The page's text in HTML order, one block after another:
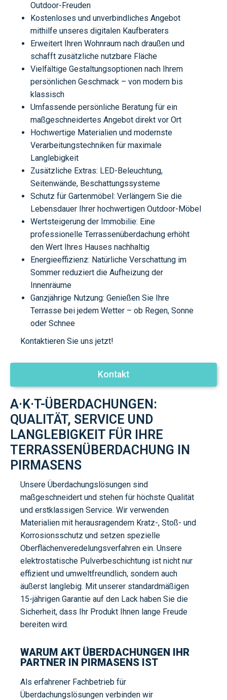
Outdoor-Freuden
Kostenloses und unverbindliches Angebot
mithilfe unseres digitalen Kaufberaters
Erweitert Ihren Wohnraum nach draußen und
schafft zusätzliche nutzbare Fläche
Vielfältige Gestaltungsoptionen nach Ihrem
persönlichen Geschmack – von modern bis
klassisch
Umfassende persönliche Beratung für ein
maßgeschneidertes Angebot direkt vor Ort
Hochwertige Materialien und modernste
Verarbeitungstechniken für maximale
Langlebigkeit
Zusätzliche Extras: LED-Beleuchtung,
Seitenwände, Beschattungssysteme
Schutz für Gartenmöbel: Verlängern Sie die
Lebensdauer Ihrer hochwertigen Outdoor-Möbel
Wertsteigerung der Immobilie: Eine
professionelle Terrassenüberdachung erhöht
den Wert Ihres Hauses nachhaltig
Energieeffizienz: Natürliche Verschattung im
Sommer reduziert die Aufheizung der
Innenräume
Ganzjährige Nutzung: Genießen Sie Ihre
Terrasse bei jedem Wetter – ob Regen, Sonne
oder Schnee
Kontaktieren Sie uns jetzt!
Kontakt
A·K·T-ÜBERDACHUNGEN:
QUALITÄT, SERVICE UND
LANGLEBIGKEIT FÜR IHRE
TERRASSENÜBERDACHUNG IN
PIRMASENS
Unsere Überdachungslösungen sind
maßgeschneidert und stehen für höchste Qualität
und erstklassigen Service. Wir verwenden
Materialien mit herausragendem Kratz-, Stoß- und
Korrosionsschutz und setzen spezielle
Oberflächenveredelungsverfahren ein. Unsere
elektrostatische Pulverbeschichtung ist nicht nur
effizient und umweltfreundlich, sondern auch
äußerst langlebig. Mit unserer standardmäßigen
15-jährigen Garantie auf den Lack haben Sie die
Sicherheit, dass Ihr Produkt Ihnen lange Freude
bereiten wird.
WARUM AKT ÜBERDACHUNGEN IHR
PARTNER IN PIRMASENS IST
Als erfahrener Fachbetrieb für
Überdachungslösungen verbinden wir